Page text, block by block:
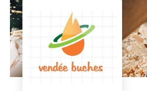
TROUVER SON FOURNISSEUR
BLOG
ESPACE PRO